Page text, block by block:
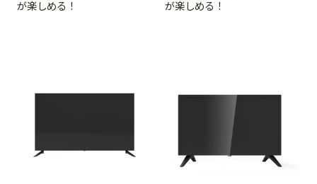
が楽しめる！
が楽しめる！